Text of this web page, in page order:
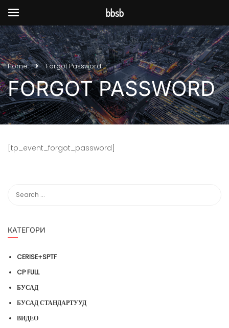
Home Forgot Password
FORGOT PASSWORD
[tp_event_forgot_password]
КАТЕГОРИ
CERISE+SPTF
CP FULL
БУСАД
БУСАД СТАНДАРТУУД
ВИДЕО
bbsb